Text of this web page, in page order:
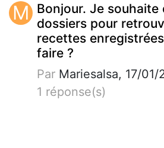
M Bonjour. Je souhaite
dossiers pour
recettes
faire ?
Par Mariesalsa, 17/01/
1 réponse(s)